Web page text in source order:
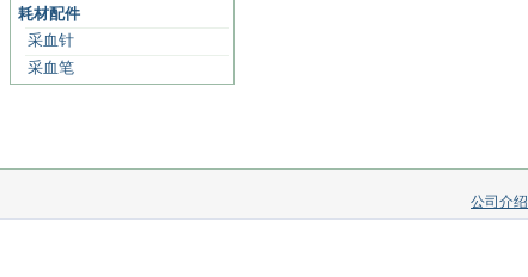
耗材配件
采血针
采血笔
公司介绍